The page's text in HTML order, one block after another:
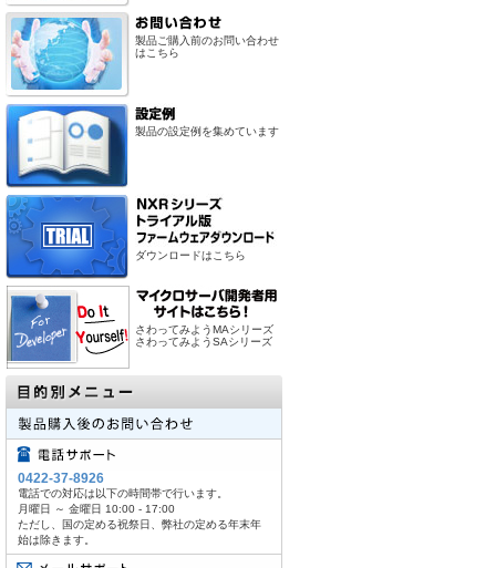
製品ご購入前のお問い合わせ
はこちら
製品の設定例を集めています
ダウンロードはこちら
さわってみようMAシリーズ
さわってみようSAシリーズ
0422-37-8926
電話での対応は以下の時間帯で行います。
月曜日 ～ 金曜日 10:00 - 17:00
ただし、国の定める祝祭日、弊社の定める年末年
始は除きます。